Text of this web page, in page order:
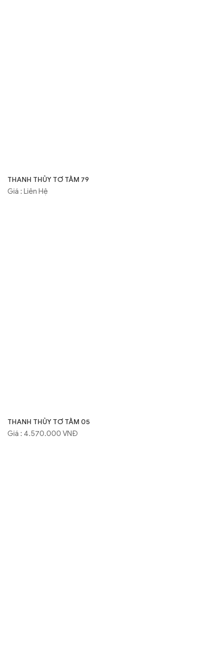
THANH THỦY TƠ TẰM 79
Giá : Liên Hệ
THANH THỦY TƠ TẰM 05
Giá : 4.570.000 VNĐ